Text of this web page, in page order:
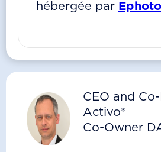
hébergée par
CEO and
Activo®
Co-Owner